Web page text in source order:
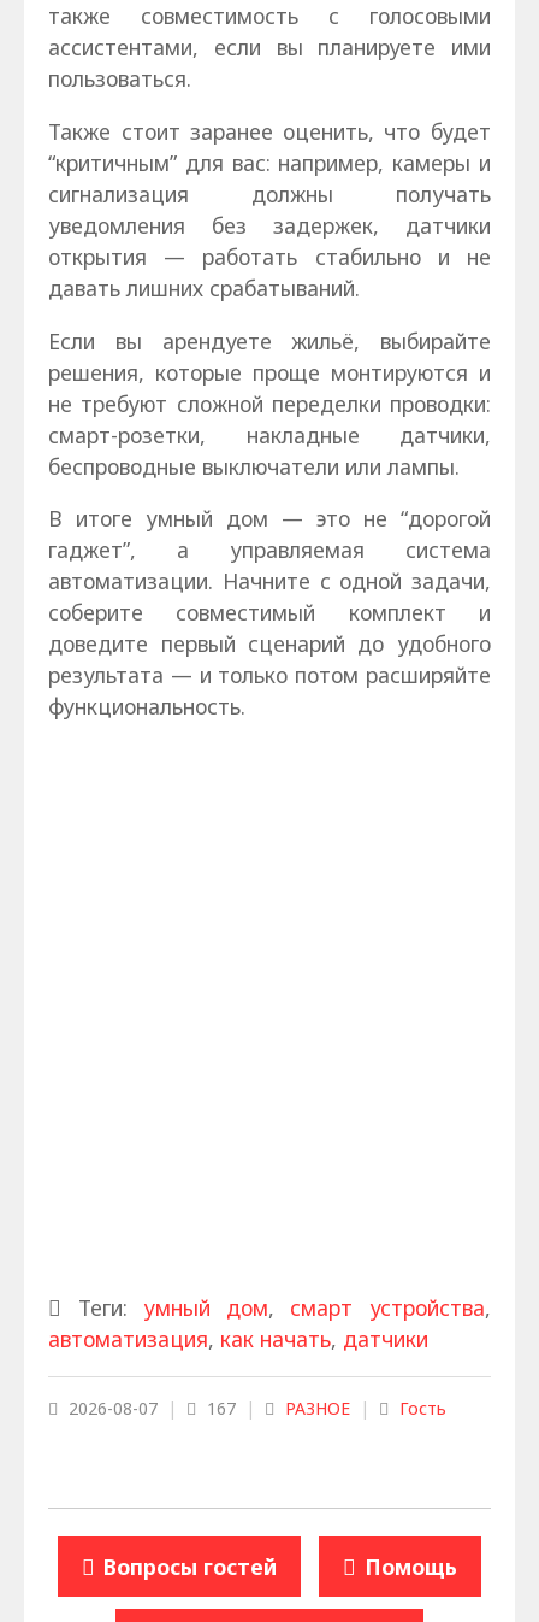
также совместимость с голосовыми
ассистентами, если вы планируете ими
пользоваться.
Также стоит заранее оценить, что будет
“критичным” для вас: например, камеры и
сигнализация должны получать
уведомления без задержек, датчики
открытия — работать стабильно и не
давать лишних срабатываний.
Если вы арендуете жильё, выбирайте
решения, которые проще монтируются и
не требуют сложной переделки проводки:
смарт-розетки, накладные датчики,
беспроводные выключатели или лампы.
В итоге умный дом — это не “дорогой
гаджет”, а управляемая система
автоматизации. Начните с одной задачи,
соберите совместимый комплект и
доведите первый сценарий до удобного
результата — и только потом расширяйте
функциональность.
Теги: умный дом, смарт устройства,
автоматизация, как начать, датчики
2026-08-07 | 167 | РАЗНОЕ | Гость
Вопросы гостей Помощь